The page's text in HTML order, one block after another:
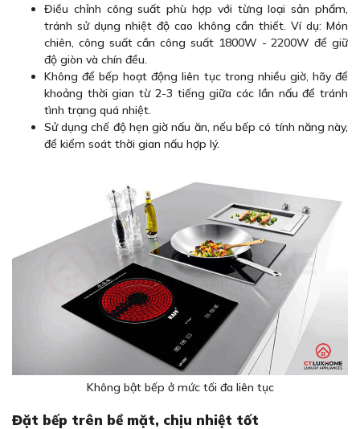
Điều chỉnh công suất phù hợp với từng loại sản phẩm,
tránh sử dụng nhiệt độ cao không cần thiết. Ví dụ: Món
chiên, công suất cần công suất 1800W - 2200W để giữ
độ giòn và chín đều.
Không để bếp hoạt động liên tục trong nhiều giờ, hãy để
khoảng thời gian từ 2-3 tiếng giữa các lần nấu để tránh
tình trạng quá nhiệt.
Sử dụng chế độ hẹn giờ nấu ăn, nếu bếp có tính năng này,
để kiểm soát thời gian nấu hợp lý.
Không bật bếp ở mức tối đa liên tục
Đặt bếp trên bề mặt, chịu nhiệt tốt